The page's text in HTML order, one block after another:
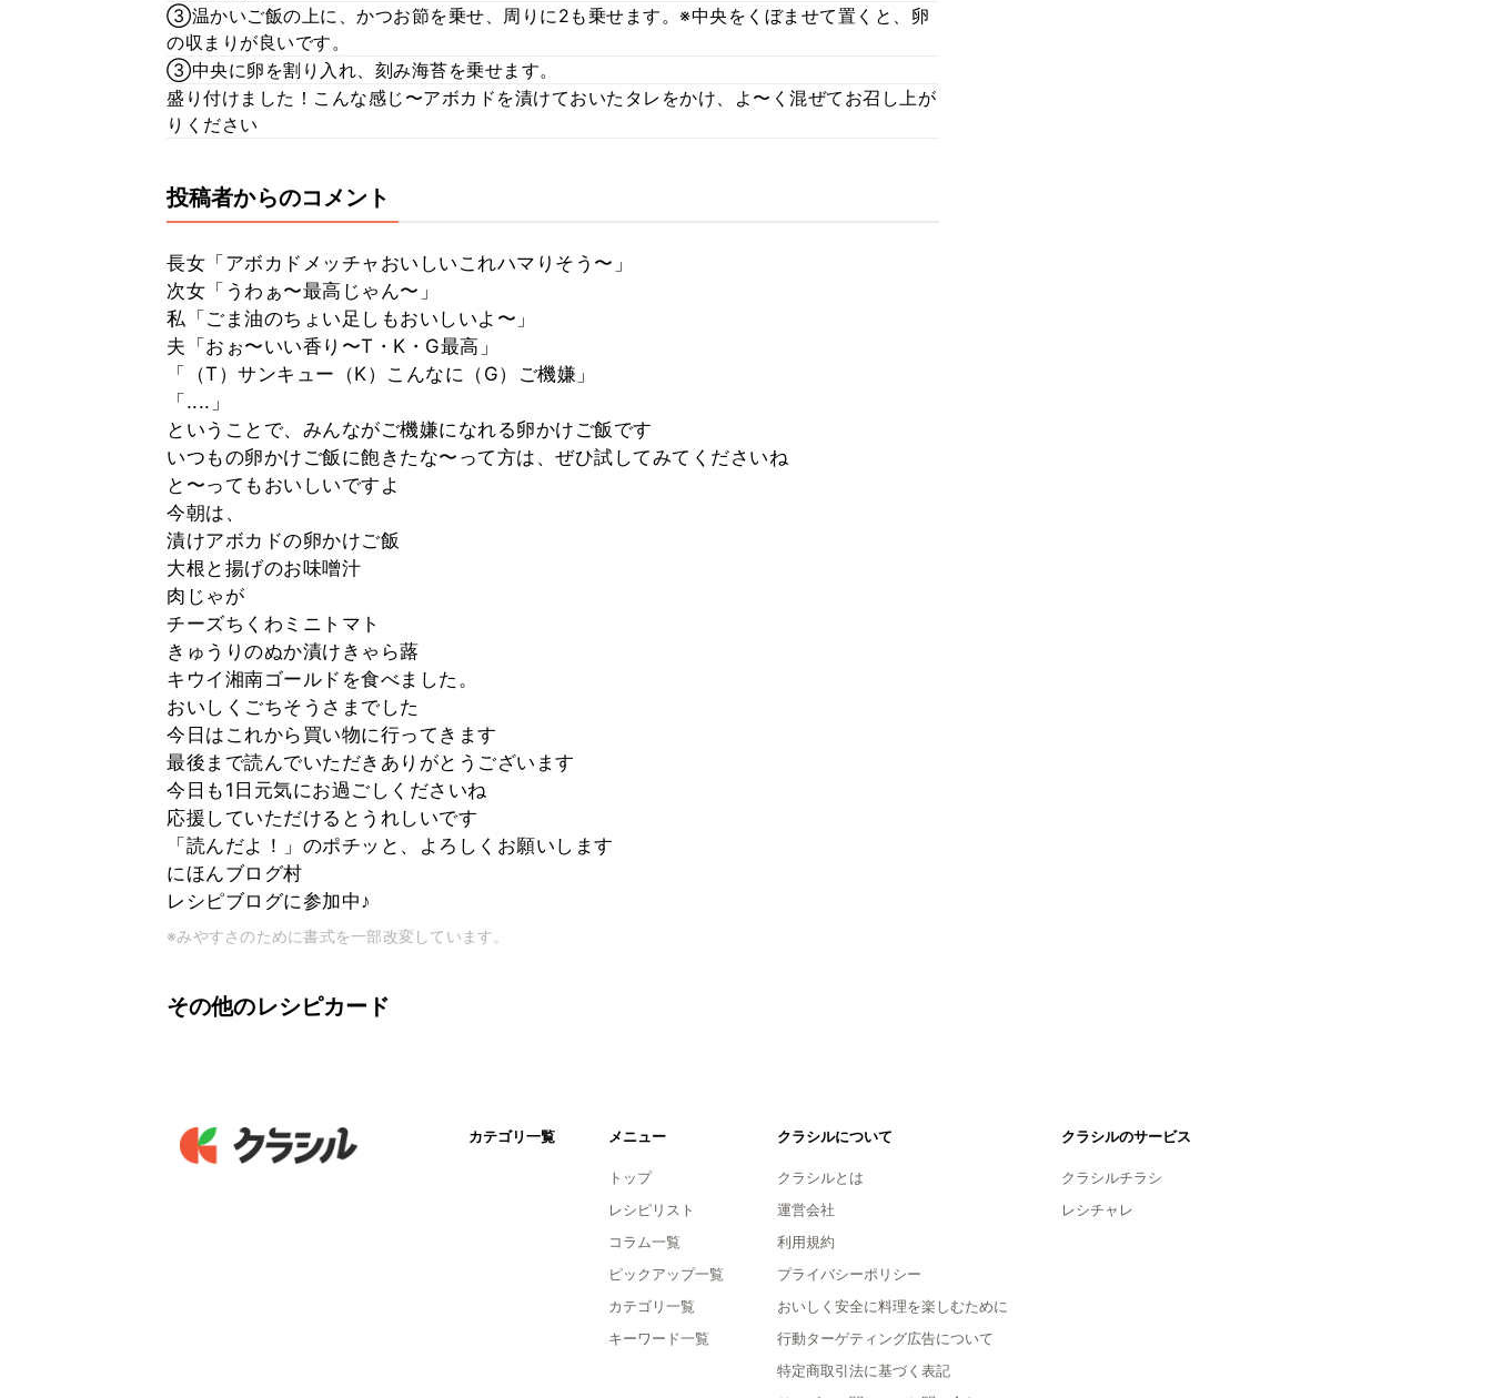
③温かいご飯の上に、かつお節を乗せ、周りに2も乗せます。※中央をくぼませて置くと、卵
の収まりが良いです。
③中央に卵を割り入れ、刻み海苔を乗せます。
盛り付けました！こんな感じ〜アボカドを漬けておいたタレをかけ、よ〜く混ぜてお召し上が
りください
投稿者からのコメント
長女「アボカドメッチャおいしいこれハマりそう〜」
次女「うわぁ〜最高じゃん〜」
私「ごま油のちょい足しもおいしいよ〜」
夫「おぉ〜いい香り〜T・K・G最高」
「（T）サンキュー（K）こんなに（G）ご機嫌」
「....」
ということで、みんながご機嫌になれる卵かけご飯です
いつもの卵かけご飯に飽きたな〜って方は、ぜひ試してみてくださいね
と〜ってもおいしいですよ
今朝は、
漬けアボカドの卵かけご飯
大根と揚げのお味噌汁
肉じゃが
チーズちくわミニトマト
きゅうりのぬか漬けきゃら蕗
キウイ湘南ゴールドを食べました。
おいしくごちそうさまでした
今日はこれから買い物に行ってきます
最後まで読んでいただきありがとうございます
今日も1日元気にお過ごしくださいね
応援していただけるとうれしいです
「読んだよ！」のポチッと、よろしくお願いします
にほんブログ村
レシピブログに参加中♪
※みやすさのために書式を一部改変しています。
その他のレシピカード
カテゴリ一覧 メニュー
トップ
レシピリスト
コラム一覧
ピックアップ一覧
カテゴリ一覧
キーワード一覧
クラシルについて
クラシルとは
運営会社
利用規約
プライバシーポリシー
おいしく安全に料理を楽しむために
行動ターゲティング広告について
特定商取引法に基づく表記
クラシルのサービス
クラシルチラシ
レシチャレ